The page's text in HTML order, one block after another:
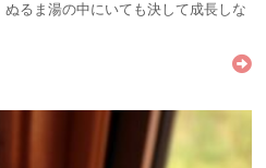
るま湯の中にいても決して成長しな